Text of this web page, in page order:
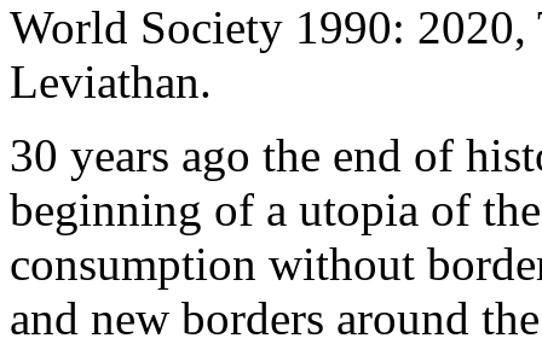
World Society 1990: 2020,
Leviathan.
30 years ago the end of
beginning of a utopia of
consumption without
and new borders around